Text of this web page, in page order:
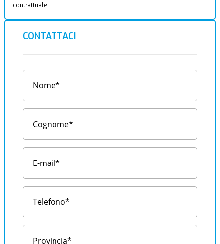
contrattuale.
CONTATTACI